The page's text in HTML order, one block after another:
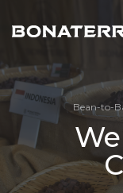
Bean-to-